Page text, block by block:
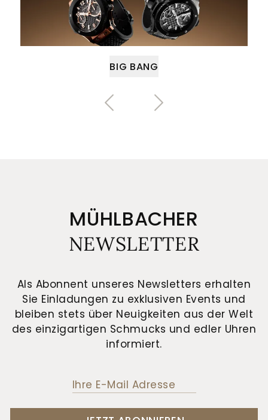
BIG BANG
MÜHLBACHER
NEWSLETTER
Als Abonnent unseres Newsletters erhalten
Sie Einladungen zu exklusiven Events und
bleiben stets über Neuigkeiten aus der Welt
des einzigartigen Schmucks und edler Uhren
informiert.